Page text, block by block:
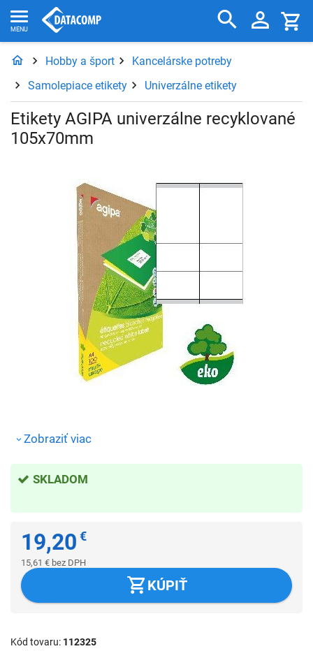
Hobby a šport
Kancelárske potreby
Samolepiace etikety
Univerzálne etikety
Etikety AGIPA univerzálne recyklované
105x70mm
Zobraziť viac
SKLADOM
19,20 €
15,61 € bez DPH
KÚPIŤ
Kód tovaru 112325